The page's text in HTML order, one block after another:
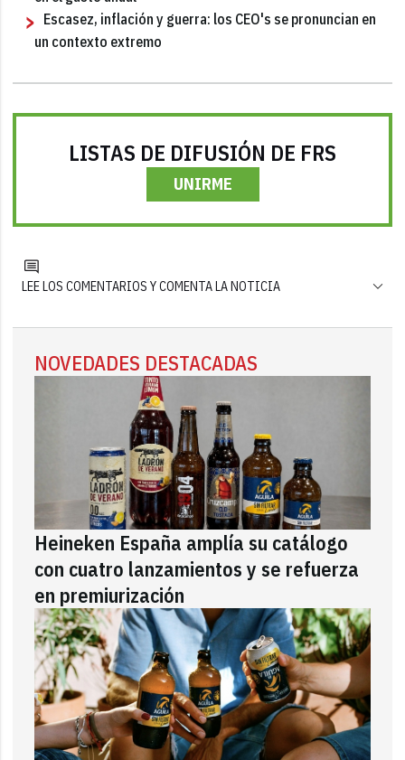
Escasez, inflación y guerra: los CEO's se pronuncian en
un contexto extremo
LISTAS DE DIFUSIÓN DE FRS
UNIRME
LEE LOS COMENTARIOS Y COMENTA LA NOTICIA
NOVEDADES DESTACADAS
Heineken España amplía su catálogo
con cuatro lanzamientos y se refuerza
en premiurización